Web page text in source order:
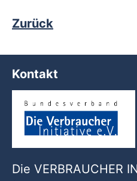
Zurück
Kontakt
Die VERBRAUCHER